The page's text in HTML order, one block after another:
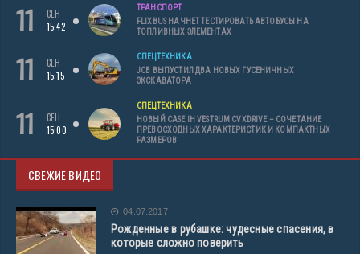
11
СЕН
15:42
ТРАНСПОРТ
FLIXBUS НАЧНЕТ ТЕСТИРОВАТЬ АВТОБУСЫ НА
ТОПЛИВНЫХ ЭЛЕМЕНТАХ
11
СЕН
15:15
СПЕЦТЕХНИКА
JCB ВЫПУСТИЛ ДВА НОВЫХ ГУСЕНИЧНЫХ
ЭКСКАВАТОРА
11
СЕН
15:00
СПЕЦТЕХНИКА
НОВЫЙ CASE IH VESTRUM CVXDRIVE – СОЧЕТАНИЕ
ПРЕВОСХОДНЫХ ХАРАКТЕРИСТИК И КОМПАКТНЫХ
РАЗМЕРОВ
СВЕЖИЕ ВИДЕО
04.07.2017
Рожденные в рубашке: чудесные спасения, в
которые сложно поверить